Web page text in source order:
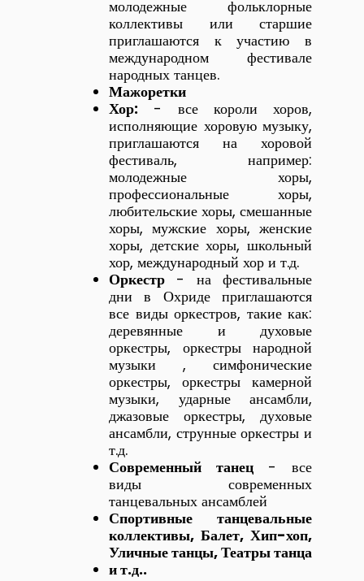
молодежные фольклорные
коллективы или старшие
приглашаются к участию в
международном фестивале
народных танцев.
Мажоретки
Хор: - все короли хоров,
исполняющие хоровую музыку,
приглашаются на хоровой
фестиваль, например:
молодежные хоры,
профессиональные хоры,
любительские хоры, смешанные
хоры, мужские хоры, женские
хоры, детские хоры, школьный
хор, международный хор и т.д.
Оркестр - на фестивальные
дни в Охриде приглашаются
все виды оркестров, такие как:
деревянные и духовые
оркестры, оркестры народной
музыки , симфонические
оркестры, оркестры камерной
музыки, ударные ансамбли,
джазовые оркестры, духовые
ансамбли, струнные оркестры и
т.д.
Современный танец- все
виды современных
танцевальных ансамблей
Спортивные танцевальные
коллективы, Балет, Хип-хоп,
Уличные танцы, Театры танца
и т.д..